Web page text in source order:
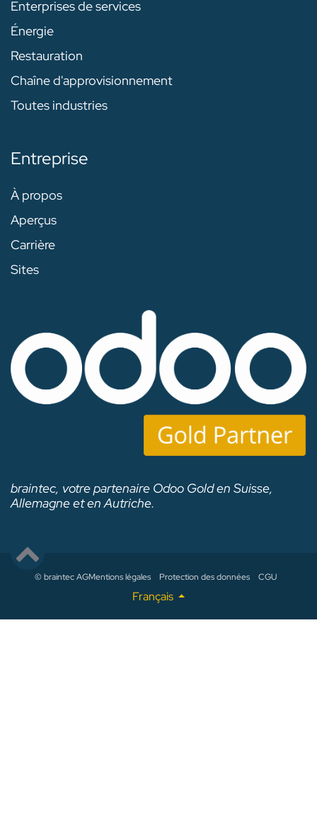
Enterprises de services
Énergie
Restauration
Chaîne d'approvisionnement
Toutes industries
Entreprise
À propos
Aperçus
Carrière
Sites
braintec, votre partenaire Odoo Gold en Suisse,
Allemagne et en Autriche.
© braintec AGMentions légales Protection des données CGU
Français